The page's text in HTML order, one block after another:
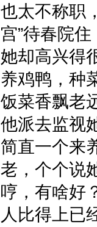
也太不称职
宫”待春院住
她却高兴得
养鸡鸭，种
饭菜香飘老
他派去监视
简直一个来
老，个个说
哼，有啥好
人比得上已